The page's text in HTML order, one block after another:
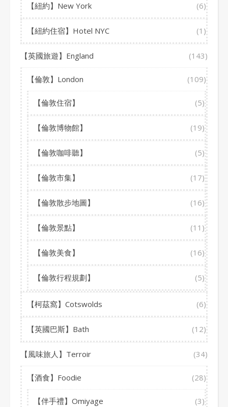
【紐約】New York (6)
【紐約住宿】Hotel NYC (1)
【英國旅遊】England (143)
【倫敦】London (109)
【倫敦住宿】 (5)
【倫敦博物館】 (19)
【倫敦咖啡聽】 (5)
【倫敦市集】 (17)
【倫敦散步地圖】 (16)
【倫敦景點】 (11)
【倫敦美食】 (16)
【倫敦行程規劃】 (5)
【柯茲窩】Cotswolds (6)
【英國巴斯】Bath (12)
【風味旅人】Terroir (34)
【酒食】Foodie (28)
【伴手禮】Omiyage (3)